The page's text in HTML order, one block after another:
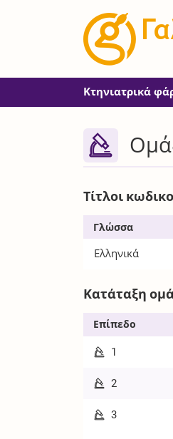
Κτηνιατρικά
Τίτλοι
Γλώσσα
Ελληνικά
Κατάταξη
Επίπεδο
1
2
3